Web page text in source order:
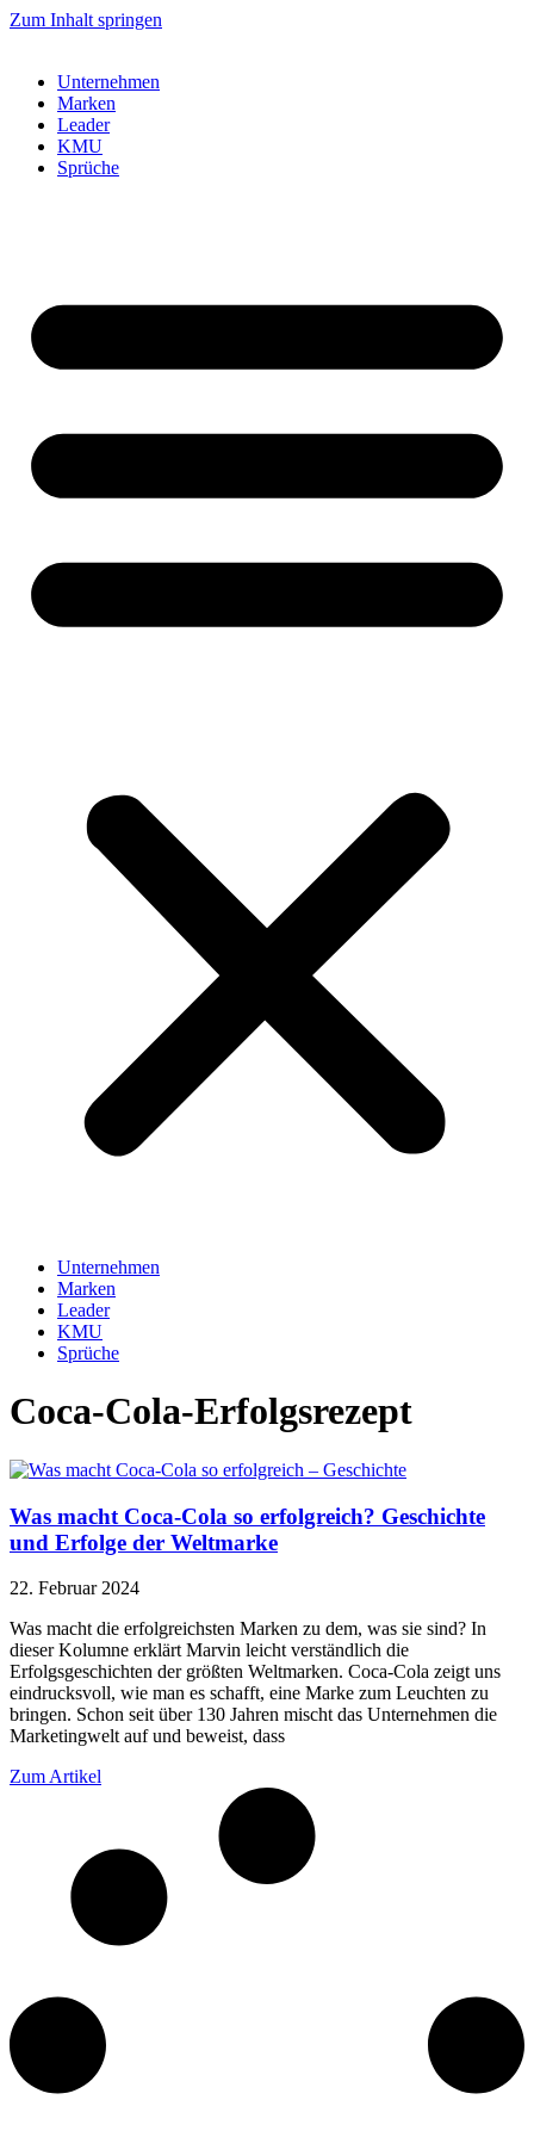
Zum Inhalt springen
Unternehmen
Marken
Leader
KMU
Sprüche
Unternehmen
Marken
Leader
KMU
Sprüche
Coca-Cola-Erfolgsrezept
Was macht Coca-Cola so erfolgreich? Geschichte
und Erfolge der Weltmarke
22. Februar 2024
Was macht die erfolgreichsten Marken zu dem, was sie sind? In
dieser Kolumne erklärt Marvin leicht verständlich die
Erfolgsgeschichten der größten Weltmarken. Coca-Cola zeigt uns
eindrucksvoll, wie man es schafft, eine Marke zum Leuchten zu
bringen. Schon seit über 130 Jahren mischt das Unternehmen die
Marketingwelt auf und beweist, dass
Zum Artikel